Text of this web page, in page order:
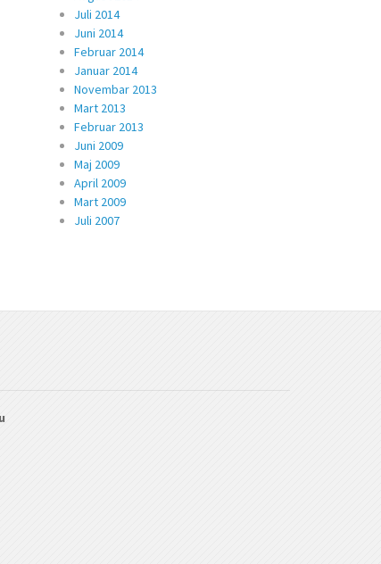
Juli 2014
Juni 2014
Februar 2014
Januar 2014
Novembar 2013
Mart 2013
Februar 2013
Juni 2009
Maj 2009
April 2009
Mart 2009
Juli 2007